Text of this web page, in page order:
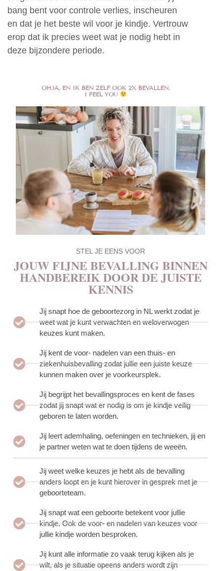
bang bent voor controle verlies, inscheuren
en dat je het beste wil voor je kindje. Vertrouw
erop dat ik precies weet wat je nodig hebt in
deze bijzondere periode.
OHJA, EN IK BEN ZELF OOK 2X BEVALLEN.
I FEEL YOU
STEL JE EENS VOOR
JOUW FIJNE BEVALLING BINNEN
HANDBEREIK DOOR DE JUISTE
KENNIS
Jij snapt hoe de geboortezorg in NL werkt zodat je
weet wat je kunt verwachten en weloverwogen
keuzes kunt maken.
Jij kent de voor- nadelen van een thuis- en
ziekenhuisbevalling zodat jullie een juiste keuze
kunnen maken over je voorkeursplek.
Jij begrijpt het bevallingsproces en kent de fases
zodat jij snapt wat er nodig is om je kindje veilig
geboren te laten worden.
Jij leert ademhaling, oefeningen en technieken, jij en
je partner weten wat te doen tijdens de weeën.
Jij weet welke keuzes je hebt als de bevalling
anders loopt en je kunt hierover in gesprek met je
geboorteteam.
Jij snapt wat een geboorte betekent voor jullie
kindje. Ook de voor- en nadelen van keuzes voor
jullie kindje worden besproken.
Jij kunt alle informatie zo vaak terug kijken als je
wilt, als je situatie opeens anders wordt zijn